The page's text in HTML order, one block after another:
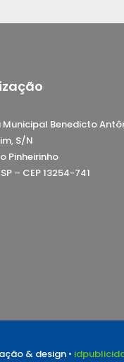
Benedicto
S/N
Pinheirinho
– CEP 13254-741
& design •